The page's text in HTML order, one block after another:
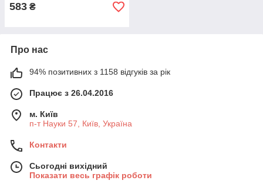
583 ₴
Про нас
94% позитивних з 1158 відгуків за рік
Працює з 26.04.2016
м. Київ
п-т Науки 57, Київ, Україна
Контакти
Сьогодні вихідний
Показати весь графік роботи